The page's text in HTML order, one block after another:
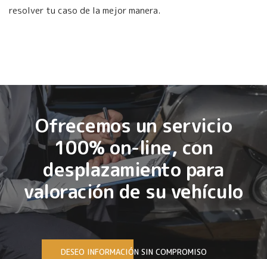
resolver tu caso de la mejor manera.
Ofrecemos un servicio
100% on-line, con
desplazamiento para
valoración de su vehículo
DESEO INFORMACIÓN SIN COMPROMISO